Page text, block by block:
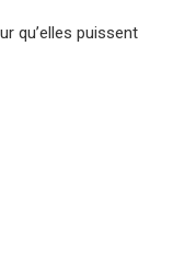
qu’elles puissent